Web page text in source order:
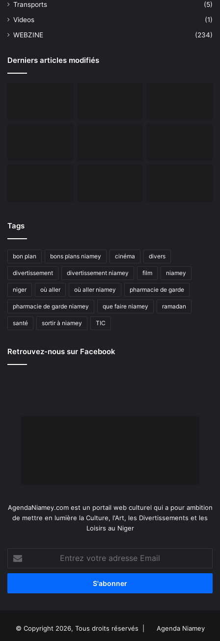
Transports
(5)
Videos
(1)
WEBZINE
(234)
Derniers articles modifiés
Tags
bon plan bons plans niamey cinéma divers
divertissement divertissement niamey film niamey
niger où aller où aller niamey pharmacie de garde
pharmacie de garde niamey que faire niamey ramadan
santé sortir à niamey TIC
Retrouvez-nous sur Facebook
AgendaNiamey.com est un portail web culturel qui a pour ambition
de mettre en lumière la Culture, l'Art, les Divertissements et les
Loisirs au Niger
votre
adresse
© Copyright 2026, Tous droits réservés | Agenda Niamey